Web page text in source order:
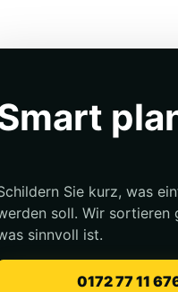
Sie kurz, was
soll. Wir sortieren
sinnvoll ist.
0172 77 11